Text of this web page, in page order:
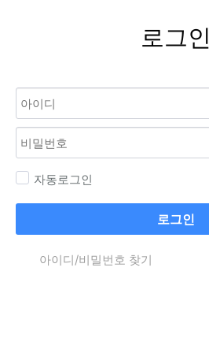
로그인
자동로그인
로그인
아이디/비밀번호 찾기